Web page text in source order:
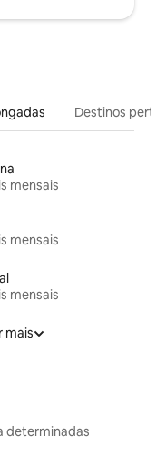
Destinos
mensais
mensais
mensais
mais
determinadas